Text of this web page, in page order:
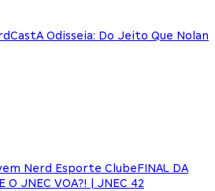
A Odisseia: Do Jeito Que Nolan
Nerd Esporte ClubeFINAL DA
O JNEC VOA?! | JNEC 42